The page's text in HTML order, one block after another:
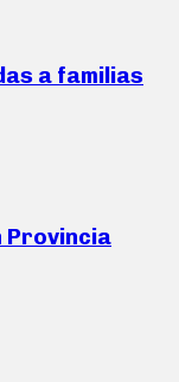
a familias
Provincia